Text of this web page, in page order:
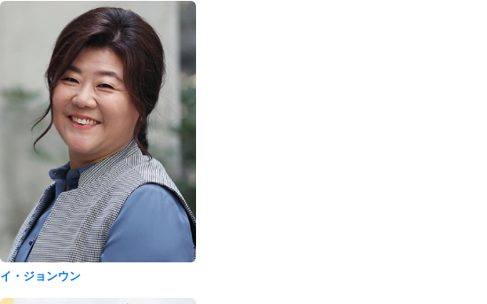
イ・ジョンウン